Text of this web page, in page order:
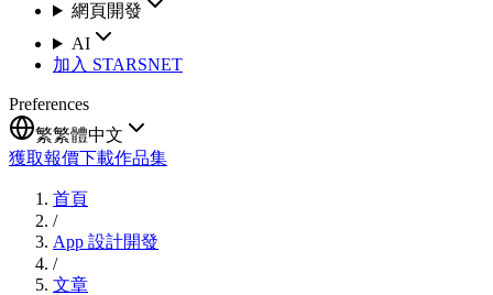
網頁開發
AI
加入 STARSNET
Preferences
繁繁體中文
獲取報價下載作品集
首頁
/
App 設計開發
/
文章